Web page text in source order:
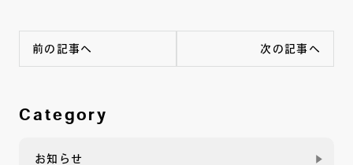
前の記事へ 次の記事へ
Category
お知らせ